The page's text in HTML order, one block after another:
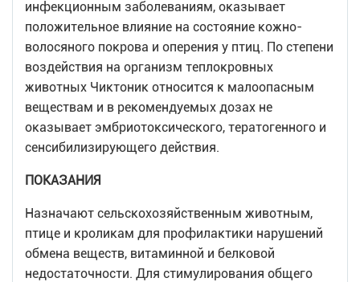
инфекционным заболеваниям, оказывает
положительное влияние на состояние кожно-
волосяного покрова и оперения у птиц. По степени
воздействия на организм теплокровных
животных Чиктоник относится к малоопасным
веществам и в рекомендуемых дозах не
оказывает эмбриотоксического, тератогенного и
сенсибилизирующего действия.
ПОКАЗАНИЯ
Назначают сельскохозяйственным животным,
птице и кроликам для профилактики нарушений
обмена веществ, витаминной и белковой
недостаточности. Для стимулирования общего